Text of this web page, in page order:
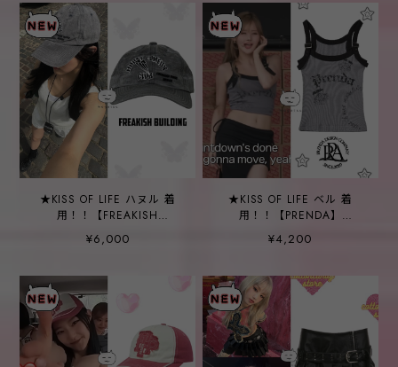
★KISS OF LIFE ハヌル 着
用！！【FREAKISH
BUILDING】SMILING EYES
WAXED CAP (GREY)
¥6,000
★KISS OF LIFE ベル 着
用！！【PRENDA】
VINTAGE LOGO BELT
SLEEVE LESS BLACK
¥4,200